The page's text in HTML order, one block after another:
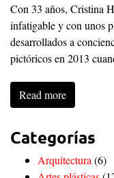
Con 33 años, Cristina
infatigable y con unos
desarrollados a
pictóricos en 2013
Read more
Categorías
Arquitectura (6)